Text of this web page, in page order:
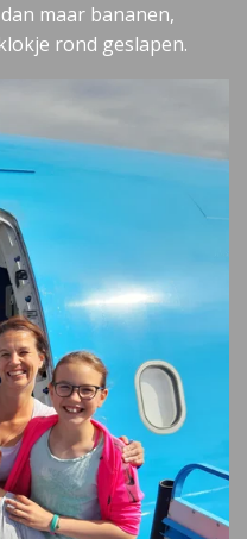
maar bananen,
rond geslapen.